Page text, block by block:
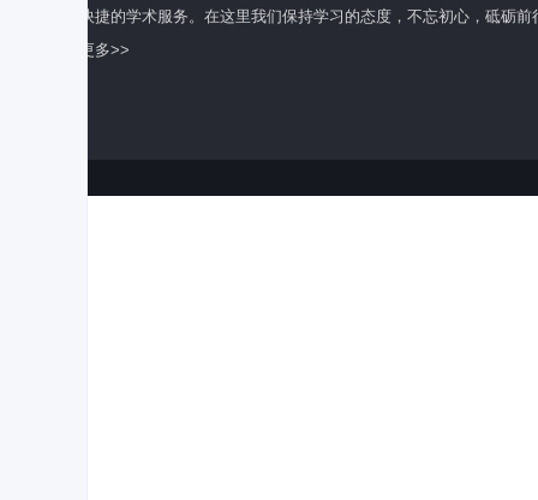
全面快捷的学术服务。在这里我们保持学习的态度，不忘初心，砥砺前
了解更多>>